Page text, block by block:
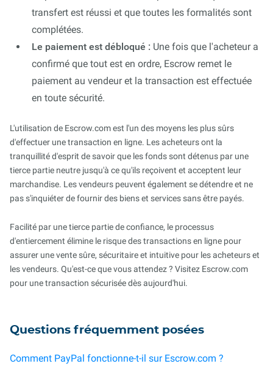
transfert est réussi et que toutes les formalités sont
complétées.
Le paiement est débloqué : Une fois que l'acheteur a
confirmé que tout est en ordre, Escrow remet le
paiement au vendeur et la transaction est effectuée
en toute sécurité.
L'utilisation de Escrow.com est l'un des moyens les plus sûrs
d'effectuer une transaction en ligne. Les acheteurs ont la
tranquillité d'esprit de savoir que les fonds sont détenus par une
tierce partie neutre jusqu'à ce qu'ils reçoivent et acceptent leur
marchandise. Les vendeurs peuvent également se détendre et ne
pas s'inquiéter de fournir des biens et services sans être payés.
Facilité par une tierce partie de confiance, le processus
d'entiercement élimine le risque des transactions en ligne pour
assurer une vente sûre, sécuritaire et intuitive pour les acheteurs et
les vendeurs. Qu'est-ce que vous attendez ? Visitez Escrow.com
pour une transaction sécurisée dès aujourd'hui.
Questions fréquemment posées
Comment PayPal fonctionne-t-il sur Escrow.com ?